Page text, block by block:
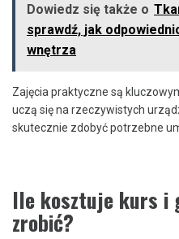
Dowiedz się także o
sprawdź, jak
wnętrza
Zajęcia praktyczne są
uczą się na rzeczywistych
skutecznie zdobyć potrzebne
Ile kosztuje kurs i
zrobić?